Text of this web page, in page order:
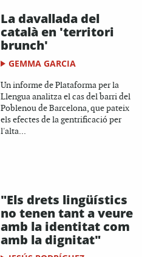
La davallada del
català en 'territori
brunch'
GEMMA GARCIA
Un informe de Plataforma per la
Llengua analitza el cas del barri del
Poblenou de Barcelona, que pateix
els efectes de la gentrificació per
l'alta...
"Els drets lingüístics
no tenen tant a veure
amb la identitat com
amb la dignitat"